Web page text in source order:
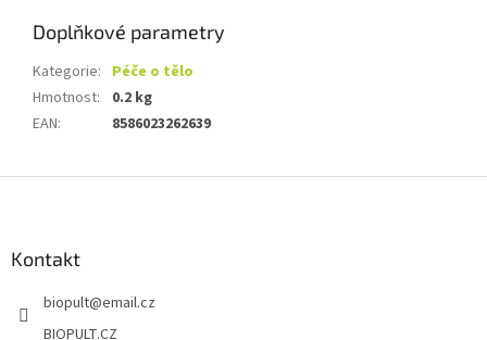
Doplňkové parametry
Kategorie: Péče o tělo
Hmotnost:
0.2 kg
EAN: 8586023262639
Kontakt
biopult@email.cz
BIOPULT.CZ